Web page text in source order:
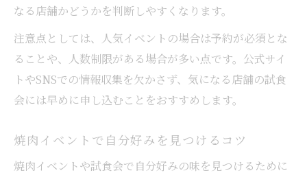
なる店舗かどうかを判断しやすくなります。
注意点としては、人気イベントの場合は予約が必須とな
ることや、人数制限がある場合が多い点です。公式サイ
トやSNSでの情報収集を欠かさず、気になる店舗の試食
会には早めに申し込むことをおすすめします。
焼肉イベントで自分好みを見つけるコツ
焼肉イベントや試食会で自分好みの味を見つけるために